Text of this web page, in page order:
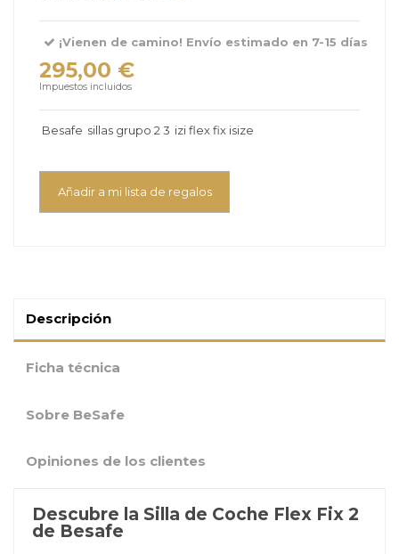
¡Vienen de camino! Envío estimado en 7-15 días
295,00 €
Impuestos incluidos
Besafe sillas grupo 2 3 izi flex fix isize
Añadir a mi lista de regalos
Descripción
Ficha técnica
Sobre BeSafe
Opiniones de los clientes
Descubre la Silla de Coche Flex Fix 2
de Besafe